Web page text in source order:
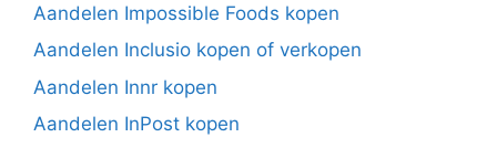
Aandelen Impossible Foods kopen
Aandelen Inclusio kopen of verkopen
Aandelen Innr kopen
Aandelen InPost kopen